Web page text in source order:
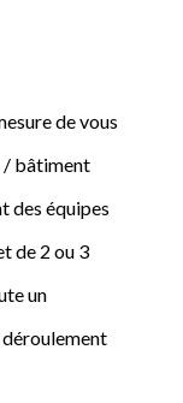
de vous
/ bâtiment
des équipes
de 2 ou 3
un